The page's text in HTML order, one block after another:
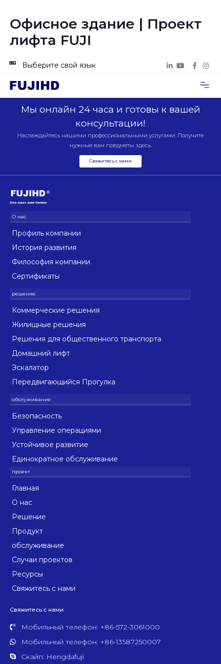
Офисное здание | Проект
лифта FUJI
Выберите свой язык
Мы онлайн 24 часа и готовы к вашей
консультации!
Наслаждайтесь нашими профессиональными услугами. Получите
нужные вам предметы здесь.
Свяжитесь с нами
Профиль компании
История развития
Философия компании
Сертификаты
Коммерческие решения
Жилищные решения
Решения для общественного транспорта
Домашний лифт
Эскалатор
Передвигающийся Прогулка
Безопасность
Управление операциями
Устойчивое развитие
Единократное обслуживание
Главная
О нас
Решение
Продукт
обслуживание
Случаи проектов
Ресурсы
Свяжитесь с нами
Свяжитесь с нами
Мобильный телефон: +86-572-3061000
Мобильный телефон: +86-13587250007
Скайп: Hengdafuji